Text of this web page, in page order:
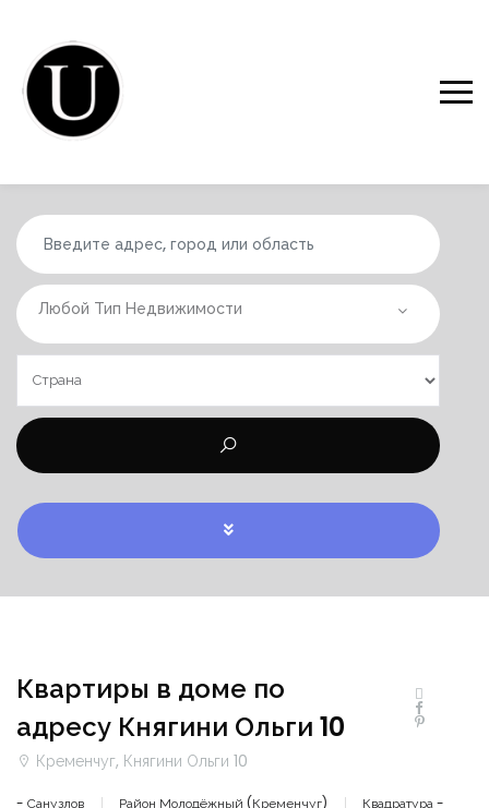
Любой Тип Недвижимости
Квартиры в доме по
адресу Княгини Ольги 10
Кременчуг, Княгини Ольги 10
- Санузлов Район Молодёжный (Кременчуг) Квадратура -